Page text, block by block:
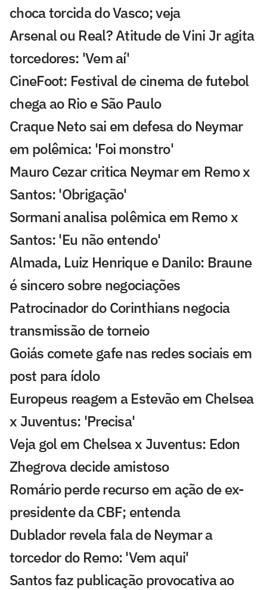
choca torcida do Vasco; veja
Arsenal ou Real? Atitude de Vini Jr agita
torcedores: 'Vem aí'
CineFoot: Festival de cinema de futebol
chega ao Rio e São Paulo
Craque Neto sai em defesa do Neymar
em polêmica: 'Foi monstro'
Mauro Cezar critica Neymar em Remo x
Santos: 'Obrigação'
Sormani analisa polêmica em Remo x
Santos: 'Eu não entendo'
Almada, Luiz Henrique e Danilo: Braune
é sincero sobre negociações
Patrocinador do Corinthians negocia
transmissão de torneio
Goiás comete gafe nas redes sociais em
post para ídolo
Europeus reagem a Estevão em Chelsea
x Juventus: 'Precisa'
Veja gol em Chelsea x Juventus: Edon
Zhegrova decide amistoso
Romário perde recurso em ação de ex-
presidente da CBF; entenda
Dublador revela fala de Neymar a
torcedor do Remo: 'Vem aqui'
Santos faz publicação provocativa ao